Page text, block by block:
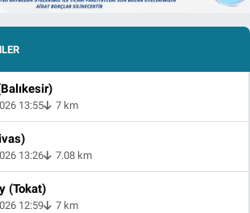
13:55 7 km
13:26 7.08 km
(Tokat)
12:59 7 km